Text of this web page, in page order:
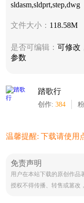
sldasm,sldprt,step,dwg
文件大小： 118.58M
是否可编辑： 可修改
参数
踏歌行
创作: 384
温馨提醒: 下载请使用
免责声明
用户在本站下载的原创作品
授权不得传播、转售或篡改